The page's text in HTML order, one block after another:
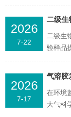
传播
设计的
效的雾
2026
7-22
二级生
二级生
验样品
等危害
体。
有空气
学防护
2026
7-17
气溶
在环境
大气科